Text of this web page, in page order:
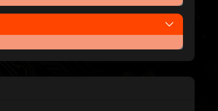
Artha Graha Virtual Account
Di cek otomatis
BRI Virtual Account